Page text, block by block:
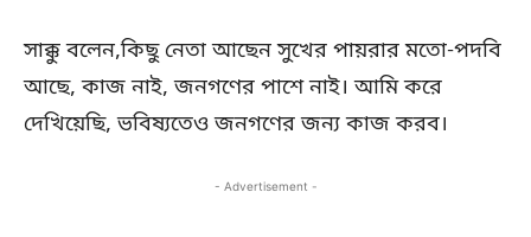
সাক্কু বলেন,কিছু নেতা আছেন সুখের পায়রার মতো-পদবি
আছে, কাজ নাই, জনগণের পাশে নাই। আমি করে
দেখিয়েছি, ভবিষ্যতেও জনগণের জন্য কাজ করব।
- Advertisement -